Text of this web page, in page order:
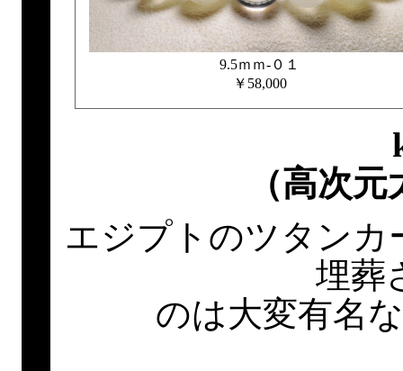
9.5ｍｍ-０１
￥58,000
（高次
エジプトのツタンカ
埋葬
のは大変有名